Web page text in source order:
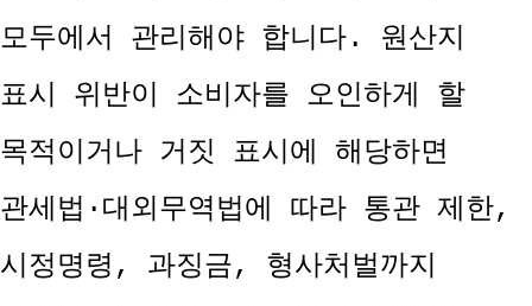
모두에서 관리해야 합니다. 원산지
표시 위반이 소비자를 오인하게 할
목적이거나 거짓 표시에 해당하면
관세법·대외무역법에 따라 통관 제한,
시정명령, 과징금, 형사처벌까지